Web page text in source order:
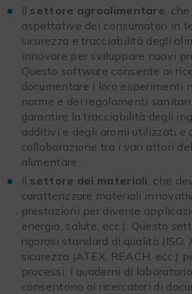
Il settore agroalimentare,
aspettative dei consumatori in
sicurezza e tracciabilità degli
innovare per sviluppare nuovi
Questo software consente ai
documentare i loro esperimenti
norme e dei regolamenti
garantire la tracciabilità degli
additivi e degli aromi utilizzati e
collaborazione tra i vari attori
alimentare.
Il settore dei materiali, che
caratterizzare materiali
prestazioni per diverse
energia, salute, ecc.). Questo
rigorosi standard di qualità (ISO,
sicurezza (ATEX, REACH, ecc.)
processi. I quaderni di
consentono ai ricercatori di